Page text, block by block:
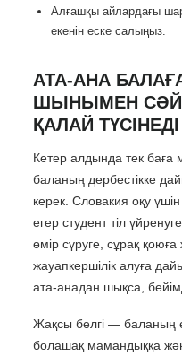
Алғашқы айлардағы
екенін еске салыңыз.
АТА-АНА
ШЫНЫМЕН
ҚАЛАЙ ТҮСІНЕДІ
Кетер алдында тек баға
баланың дербестікке
керек. Словакия оқу
егер студент тіл
өмір сүруге, сұрақ қоюға
жауапкершілік алуға
ата-анадан шықса,
Жақсы белгі — баланың
болашақ мамандыққа